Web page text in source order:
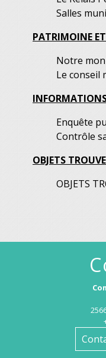
Salles
PATRIMOINE
Notre
Le conseil
Enquête
Contrôle
OBJETS
OBJETS